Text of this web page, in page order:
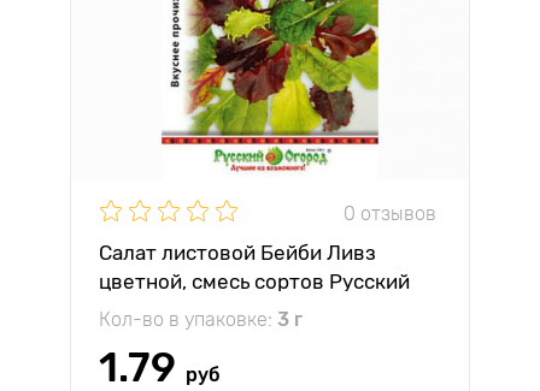
0 отзывов
Салат листовой Бейби Ливз
цветной, смесь сортов Русский
огород НК
Кол-во в упаковке: 3 г
1.79 руб